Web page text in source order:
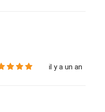
il y a un an